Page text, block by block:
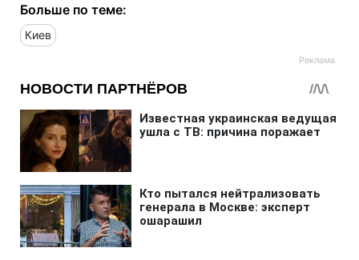
Больше по теме:
Киев